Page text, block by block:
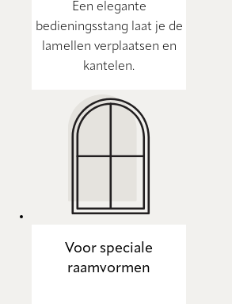
Een elegante
bedieningsstang laat je de
lamellen verplaatsen en
kantelen.
Voor speciale
raamvormen